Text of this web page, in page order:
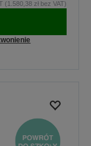
(1.580,38 zł bez VAT)